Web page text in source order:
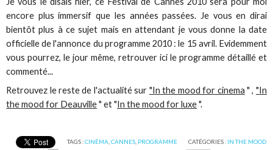
encore plus immersif que les années passées. Je vous en dirai
bientôt plus à ce sujet mais en attendant je vous donne la date
officielle de l'annonce du programme 2010 : le 15 avril. Evidemment
vous pourrez, le jour même, retrouver ici le programme détaillé et
commenté...
Retrouvez le reste de l'actualité sur "In the mood for cinema " , "In
the mood for Deauville" et "In the mood for luxe".
TAGS :CINÉMA CANNES, PROGRAMME CATÉGORIES : IN THE MOOD